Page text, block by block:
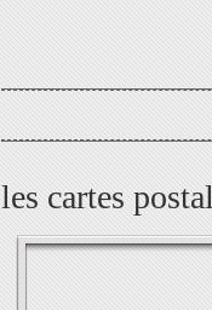
les cartes